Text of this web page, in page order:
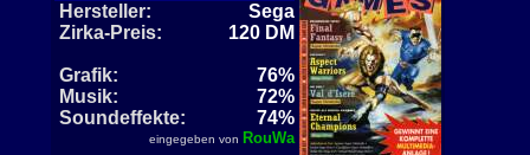
Hersteller:
Sega
Zirka-Preis:
120 DM
Grafik:
76%
Musik:
72%
Soundeffekte:
74%
eingegeben von RouWa